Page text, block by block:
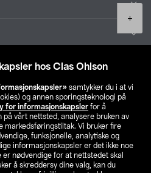
hos Clas Ohlson
samtykker du i at vi
og annen sporingsteknologi på
for informasjonskapsler for å
vårt nettsted, analysere bruken av
markedsføringstiltak. Vi bruker fire
funksjonelle, analytiske og
informasjonskapsler er det ikke noe
er nødvendige for at nettstedet skal
å skreddersy dine valg, kan du
+
din butikk
NO FI